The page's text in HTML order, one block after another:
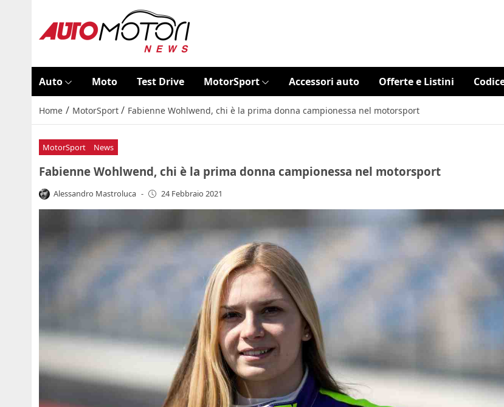
Auto Moto Test Drive MotorSport Accessori auto Offerte e Listini
Home / MotorSport / Fabienne Wohlwend, chi è la prima donna campionessa nel motorsport
MotorSport News
Fabienne Wohlwend, chi è la prima donna campionessa nel motorsport
Alessandro Mastroluca - 24 Febbraio 2021